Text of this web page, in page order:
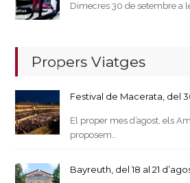
Dimecres 30 de setembre a
Propers Viatges
Festival de Macerata, del
El proper mes d’agost, els
proposem…
Bayreuth, del 18 al 21